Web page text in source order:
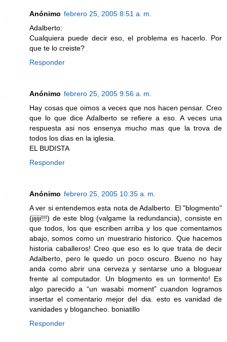
Anónimo febrero 25, 2005 8:51 a. m.
Adalberto:
Cualquiera puede decir eso, el problema es hacerlo. Por
que te lo creiste?
Responder
Anónimo febrero 25, 2005 9:56 a. m.
Hay cosas que oimos a veces que nos hacen pensar. Creo
que lo que dice Adalberto se refiere a eso. A veces una
respuesta asi nos ensenya mucho mas que la trova de
todos los dias en la iglesia.
EL BUDISTA
Responder
Anónimo febrero 25, 2005 10:35 a. m.
A ver si entendemos esta nota de Adalberto. El "blogmento"
(jijiji!!!) de este blog (valgame la redundancia), consiste en
que todos, los que escriben arriba y los que comentamos
abajo, somos como un muestrario historico. Que hacemos
historia caballeros! Creo que eso es lo que trata de decir
Adalberto, pero le quedo un poco oscuro. Bueno no hay
anda como abrir una cerveza y sentarse uno a bloguear
frente al computador. Un blogmento es un tormento! Es
algo parecido a “un wasabi moment” cuandon logramos
insertar el comentario mejor del dia. esto es vanidad de
vanidades y blogancheo. boniatillo
Responder